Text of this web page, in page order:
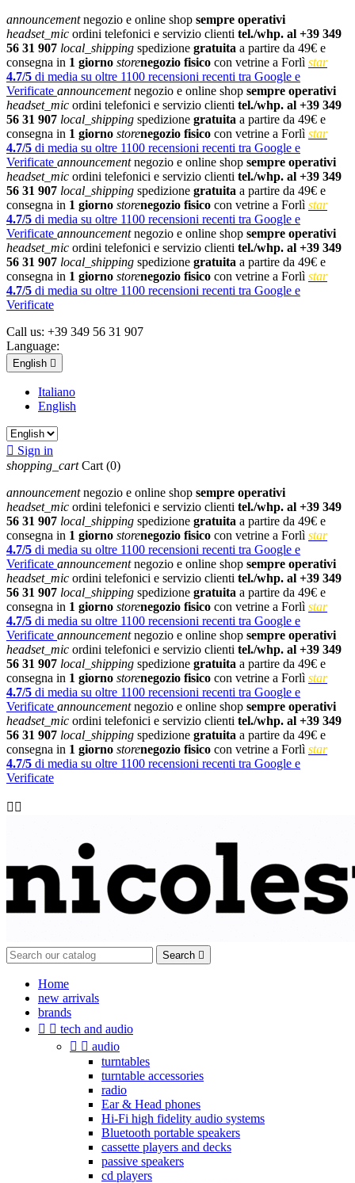
announcementnegozio e online shop sempre operativi
headset_mic ordini telefonici e servizio clienti tel./whp. al +39 349
56 31 907 local_shipping spedizione gratuita a partire da 49€ e
consegna in 1 giorno storenegozio fisico con vetrine a Forlì star
4.7/5 di media su oltre 1100 recensioni recenti tra Google e
Verificate announcementnegozio e online shop sempre operativi
headset_mic ordini telefonici e servizio clienti tel./whp. al +39 349
56 31 907 local_shipping spedizione gratuita a partire da 49€ e
consegna in 1 giorno storenegozio fisico con vetrine a Forlì star
4.7/5 di media su oltre 1100 recensioni recenti tra Google e
Verificate announcementnegozio e online shop sempre operativi
headset_mic ordini telefonici e servizio clienti tel./whp. al +39 349
56 31 907 local_shipping spedizione gratuita a partire da 49€ e
consegna in 1 giorno storenegozio fisico con vetrine a Forlì star
4.7/5 di media su oltre 1100 recensioni recenti tra Google e
Verificate announcementnegozio e online shop sempre operativi
headset_mic ordini telefonici e servizio clienti tel./whp. al +39 349
56 31 907 local_shipping spedizione gratuita a partire da 49€ e
consegna in 1 giorno storenegozio fisico con vetrine a Forlì star
4.7/5 di media su oltre 1100 recensioni recenti tra Google e
Verificate
Call us: +39 349 56 31 907
Language:
English 
Italiano
English
 Sign in
shopping_cart Cart (0)
announcementnegozio e online shop sempre operativi
headset_mic ordini telefonici e servizio clienti tel./whp. al +39 349
56 31 907 local_shipping spedizione gratuita a partire da 49€ e
consegna in 1 giorno storenegozio fisico con vetrine a Forlì star
4.7/5 di media su oltre 1100 recensioni recenti tra Google e
Verificate announcementnegozio e online shop sempre operativi
headset_mic ordini telefonici e servizio clienti tel./whp. al +39 349
56 31 907 local_shipping spedizione gratuita a partire da 49€ e
consegna in 1 giorno storenegozio fisico con vetrine a Forlì star
4.7/5 di media su oltre 1100 recensioni recenti tra Google e
Verificate announcementnegozio e online shop sempre operativi
headset_mic ordini telefonici e servizio clienti tel./whp. al +39 349
56 31 907 local_shipping spedizione gratuita a partire da 49€ e
consegna in 1 giorno storenegozio fisico con vetrine a Forlì star
4.7/5 di media su oltre 1100 recensioni recenti tra Google e
Verificate announcementnegozio e online shop sempre operativi
headset_mic ordini telefonici e servizio clienti tel./whp. al +39 349
56 31 907 local_shipping spedizione gratuita a partire da 49€ e
consegna in 1 giorno storenegozio fisico con vetrine a Forlì star
4.7/5 di media su oltre 1100 recensioni recenti tra Google e
Verificate

Search 
Home
new arrivals
brands
  tech and audio
  audio
turntables
turntable accessories
radio
Ear & Head phones
Hi-Fi high fidelity audio systems
Bluetooth portable speakers
cassette players and decks
passive speakers
cd players